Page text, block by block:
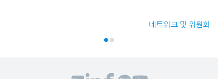
네트워크 및 위원회